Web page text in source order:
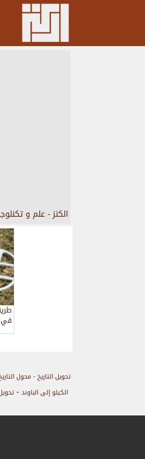
الكنز-علم و
في
تحويل التاريخ - محول
الكيلو إلى الباوند -